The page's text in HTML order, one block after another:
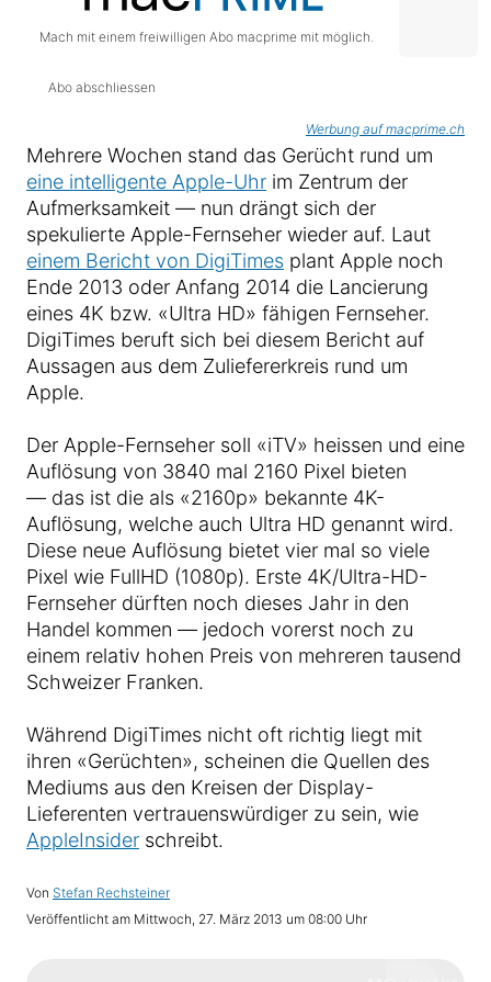
Mach mit einem freiwilligen Abo macprime mit möglich.
Abo abschliessen
Werbung auf macprime.ch
Mehrere Wochen stand das Gerücht rund um
eine intelligente Apple-Uhr im Zentrum der
Aufmerksamkeit — nun drängt sich der
spekulierte Apple-Fernseher wieder auf. Laut
einem Bericht von DigiTimes plant Apple noch
Ende 2013 oder Anfang 2014 die Lancierung
eines 4K bzw. «Ultra HD» fähigen Fernseher.
DigiTimes beruft sich bei diesem Bericht auf
Aussagen aus dem Zuliefererkreis rund um
Apple.
Der Apple-Fernseher soll «iTV» heissen und eine
Auflösung von 3840 mal 2160 Pixel bieten
— das ist die als «2160p» bekannte 4K-
Auflösung, welche auch Ultra HD genannt wird.
Diese neue Auflösung bietet vier mal so viele
Pixel wie FullHD (1080p). Erste 4K/Ultra-HD-
Fernseher dürften noch dieses Jahr in den
Handel kommen — jedoch vorerst noch zu
einem relativ hohen Preis von mehreren tausend
Schweizer Franken.
Während DigiTimes nicht oft richtig liegt mit
ihren «Gerüchten», scheinen die Quellen des
Mediums aus den Kreisen der Display-
Lieferenten vertrauenswürdiger zu sein, wie
AppleInsider schreibt.
Von Stefan Rechsteiner
Veröffentlicht am Mittwoch, 27. März 2013 um 08:00 Uhr